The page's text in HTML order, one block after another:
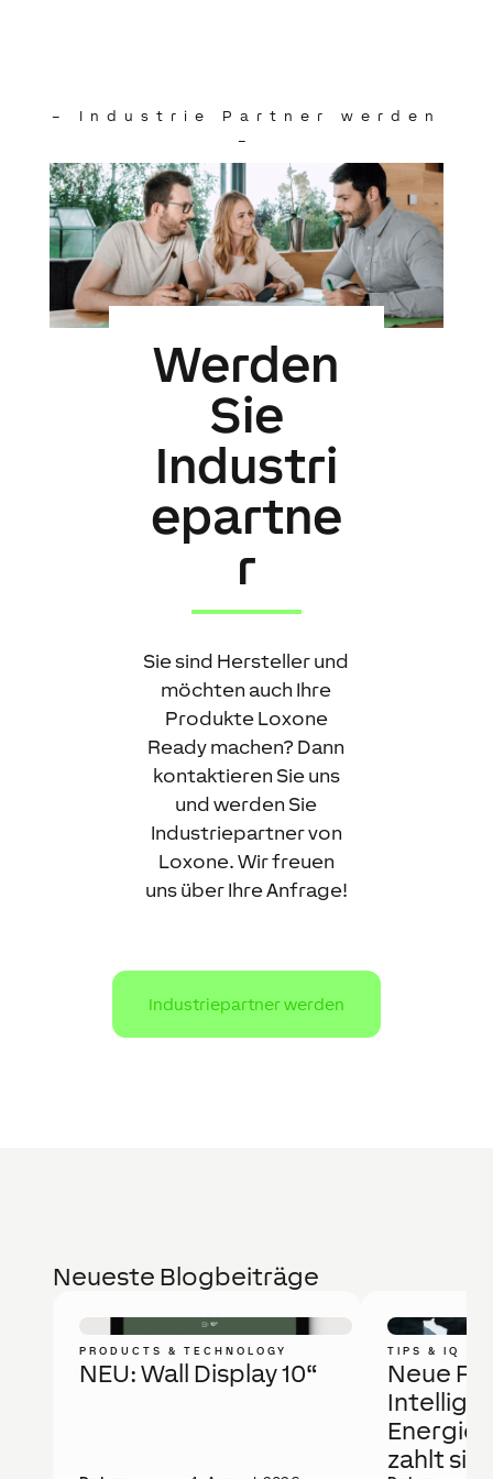
– Industrie Partner werden
–
Werden
Sie
Industri
epartne
r
Sie sind Hersteller und
möchten auch Ihre
Produkte Loxone
Ready machen? Dann
kontaktieren Sie uns
und werden Sie
Industriepartner von
Loxone. Wir freuen
uns über Ihre Anfrage!
Industriepartner werden
Neueste Blogbeiträge
PRODUCTS & TECHNOLOGY
NEU: Wall Display 10“
TIPS & IQ
Neue
zahlt